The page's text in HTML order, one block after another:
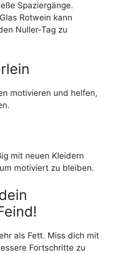
Spaziergänge.
Rotwein kann
Nuller-Tag zu
motivieren und helfen,
mit neuen Kleidern
motiviert zu bleiben.
als Fett. Miss dich mit
Fortschritte zu